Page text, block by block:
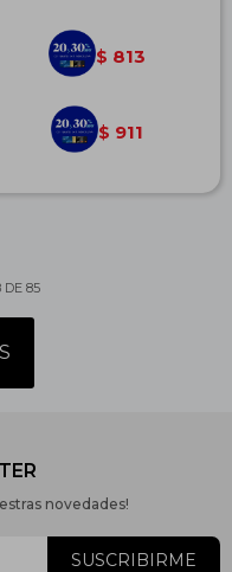
$ 813
$ 911
DE 85
novedades!
SUSCRIBIRME